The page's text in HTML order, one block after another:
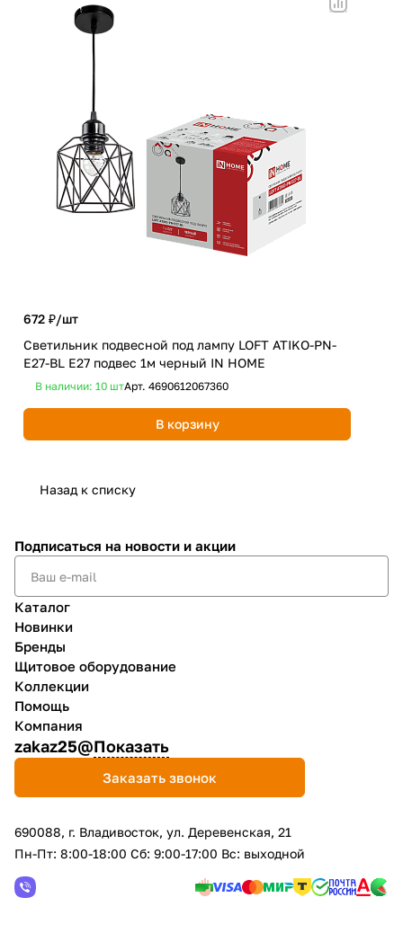
672 ₽/шт
Светильник подвесной под лампу LOFT ATIKO-PN-
E27-BL Е27 подвес 1м черный IN HOME
В наличии: 10 штАрт. 4690612067360
В корзину
Назад к списку
Подписаться на новости и акции
Каталог
Новинки
Бренды
Щитовое оборудование
Коллекции
Помощь
Компания
zakaz25@Показать
Заказать звонок
690088, г. Владивосток, yл. Деревенская, 21
Пн-Пт: 8:00-18:00 Сб: 9:00-17:00 Вс: выходной